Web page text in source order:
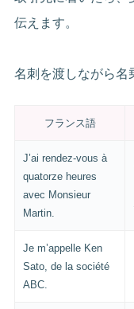
伝えます。
名刺を渡しながら名
フランス語
J’ai rendez-vous à
quatorze heures
avec Monsieur
Martin.
Je m’appelle Ken
Sato, de la société
ABC.